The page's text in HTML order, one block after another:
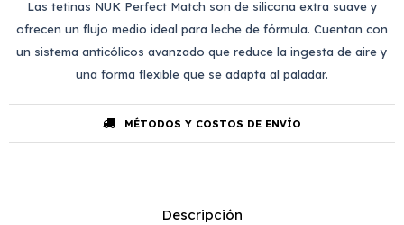
Las tetinas NUK Perfect Match son de silicona extra suave y
ofrecen un flujo medio ideal para leche de fórmula. Cuentan con
un sistema anticólicos avanzado que reduce la ingesta de aire y
una forma flexible que se adapta al paladar.
MÉTODOS Y COSTOS DE ENVÍO
Descripción